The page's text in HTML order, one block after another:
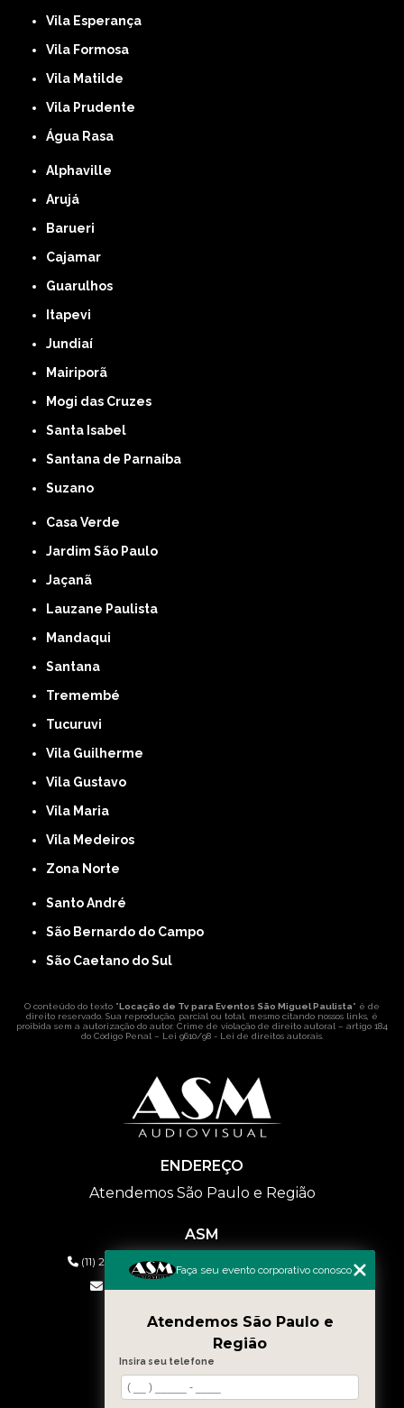
Vila Esperança
Vila Formosa
Vila Matilde
Vila Prudente
Água Rasa
Alphaville
Arujá
Barueri
Cajamar
Guarulhos
Itapevi
Jundiaí
Mairiporã
Mogi das Cruzes
Santa Isabel
Santana de Parnaíba
Suzano
Casa Verde
Jardim São Paulo
Jaçanã
Lauzane Paulista
Mandaqui
Santana
Tremembé
Tucuruvi
Vila Guilherme
Vila Gustavo
Vila Maria
Vila Medeiros
Zona Norte
Santo André
São Bernardo do Campo
São Caetano do Sul
O conteúdo do texto "Locação de Tv para Eventos São Miguel Paulista" é de
direito reservado. Sua reprodução, parcial ou total, mesmo citando nossos links, é
proibida sem a autorização do autor. Crime de violação de direito autoral – artigo 184
do Código Penal – Lei 9610/98 - Lei de direitos autorais.
ENDEREÇO
Atendemos São Paulo e Região
ASM
(11) 2626-2019 (11) 99577-9954
eventos@asmaudiovisual.com.br
MENU
HOME
QUEM SOMOS
SERVIÇOS
Faça seu evento corporativo conosco
Atendemos São Paulo e
Região
Insira seu telefone